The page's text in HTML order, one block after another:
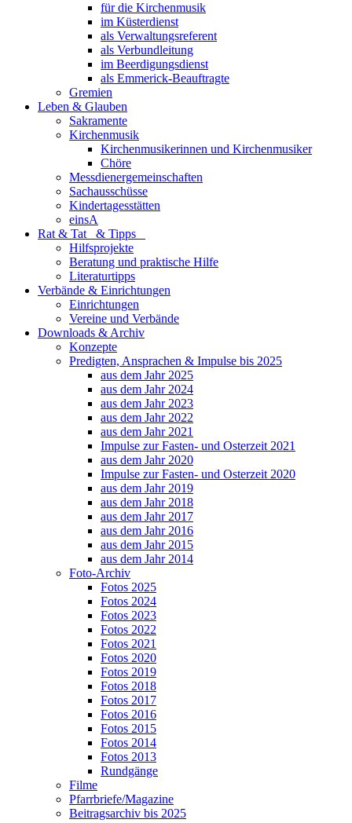
für die Kirchenmusik
im Küsterdienst
als Verwaltungsreferent
als Verbundleitung
im Beerdigungsdienst
als Emmerick-Beauftragte
Gremien
Leben & Glauben
Sakramente
Kirchenmusik
Kirchenmusikerinnen und Kirchenmusiker
Chöre
Messdienergemeinschaften
Sachausschüsse
Kindertagesstätten
einsA
Rat & Tat & Tipps
Hilfsprojekte
Beratung und praktische Hilfe
Literaturtipps
Verbände & Einrichtungen
Einrichtungen
Vereine und Verbände
Downloads & Archiv
Konzepte
Predigten, Ansprachen & Impulse bis 2025
aus dem Jahr 2025
aus dem Jahr 2024
aus dem Jahr 2023
aus dem Jahr 2022
aus dem Jahr 2021
Impulse zur Fasten- und Osterzeit 2021
aus dem Jahr 2020
Impulse zur Fasten- und Osterzeit 2020
aus dem Jahr 2019
aus dem Jahr 2018
aus dem Jahr 2017
aus dem Jahr 2016
aus dem Jahr 2015
aus dem Jahr 2014
Foto-Archiv
Fotos 2025
Fotos 2024
Fotos 2023
Fotos 2022
Fotos 2021
Fotos 2020
Fotos 2019
Fotos 2018
Fotos 2017
Fotos 2016
Fotos 2015
Fotos 2014
Fotos 2013
Rundgänge
Filme
Pfarrbriefe/Magazine
Beitragsarchiv bis 2025